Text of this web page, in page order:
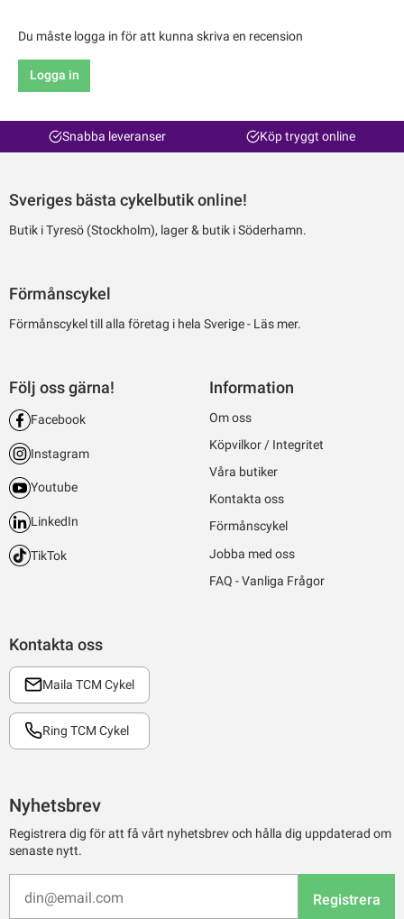
Du måste logga in för att kunna skriva en recension
Logga in
Snabba leveranser Köp tryggt online
Sveriges bästa cykelbutik online!
Butik i Tyresö (Stockholm), lager & butik i Söderhamn.
Förmånscykel
Förmånscykel till alla företag i hela Sverige - Läs mer.
Kontakta oss
Maila TCM Cykel
Ring TCM Cykel
Följ oss gärna!
Facebook
Instagram
Youtube
LinkedIn
TikTok
Information
Om oss
Köpvilkor / Integritet
Våra butiker
Kontakta oss
Förmånscykel
Jobba med oss
FAQ - Vanliga Frågor
Nyhetsbrev
Registrera dig för att få vårt nyhetsbrev och hålla dig uppdaterad om
senaste nytt.
Registrera